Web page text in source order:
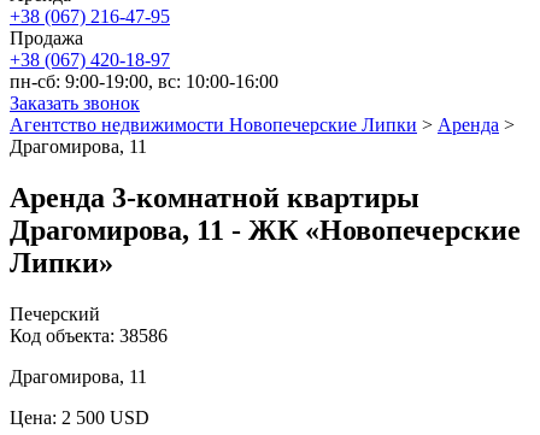
+38 (067) 216-47-95
Продажа
+38 (067) 420-18-97
пн-сб: 9:00-19:00, вс: 10:00-16:00
Заказать звонок
Агентство недвижимости Новопечерские Липки > Аренда >
Драгомирова, 11
Аренда 3-комнатной квартиры
Драгомирова, 11 - ЖК «Новопечерские
Липки»
Печерский
Код объекта: 38586
Драгомирова, 11
Цена: 2 500 USD